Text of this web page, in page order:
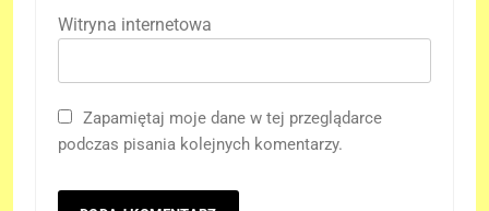
Witryna internetowa
Zapamiętaj moje dane w tej przeglądarce
podczas pisania kolejnych komentarzy.